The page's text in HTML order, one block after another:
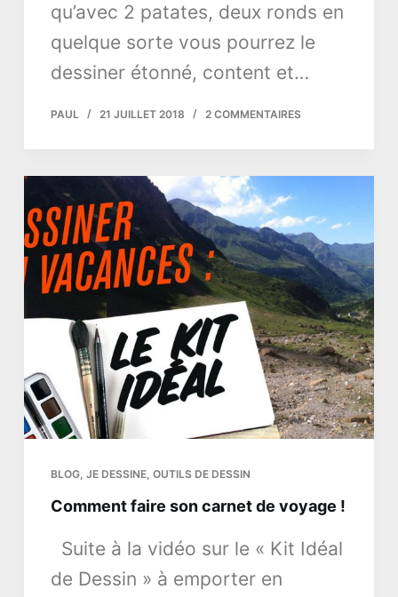
qu’avec 2 patates, deux ronds en
quelque sorte vous pourrez le
dessiner étonné, content et…
PAUL 21 JUILLET 2018 2 COMMENTAIRES
BLOG, JE DESSINE, OUTILS DE DESSIN
Comment faire son carnet de voyage !
Suite à la vidéo sur le « Kit Idéal
de Dessin » à emporter en